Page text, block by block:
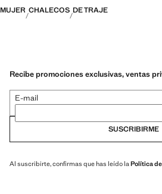
MUJER CHALECOS DE TRAJE
Recibe promociones exclusivas, ventas
E-mail
SUSCRIBIRME
Al suscribirte, confirmas que has leído laPolítica